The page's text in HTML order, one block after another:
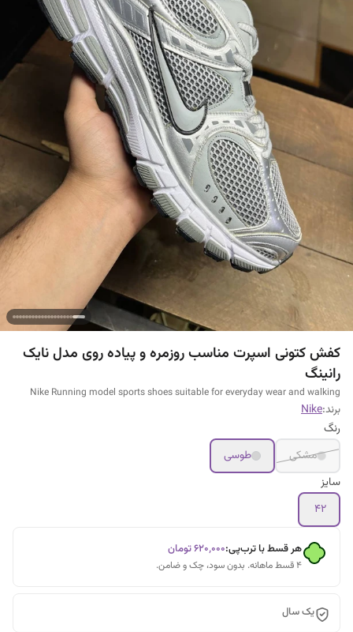
کفش کتونی اسپرت مناسب روزمره و پیاده روی مدل نایک
رانینگ
Nike Running model sports shoes suitable for everyday wear and walking
برند:Nike
رنگ
مشکی
طوسی
سایز
42
هر قسط با ترب‌پی:۶۲۰٬۰۰۰تومان
۴ قسط ماهانه. بدون سود، چک و ضامن.
یک سال